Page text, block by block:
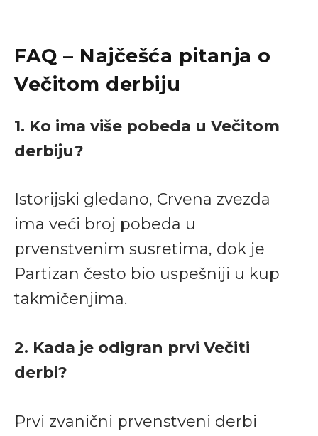
FAQ – Najčešća pitanja o
Večitom derbiju
1. Ko ima više pobeda u Večitom
derbiju?
Istorijski gledano, Crvena zvezda
ima veći broj pobeda u
prvenstvenim susretima, dok je
Partizan često bio uspešniji u kup
takmičenjima.
2. Kada je odigran prvi Večiti
derbi?
Prvi zvanični prvenstveni derbi